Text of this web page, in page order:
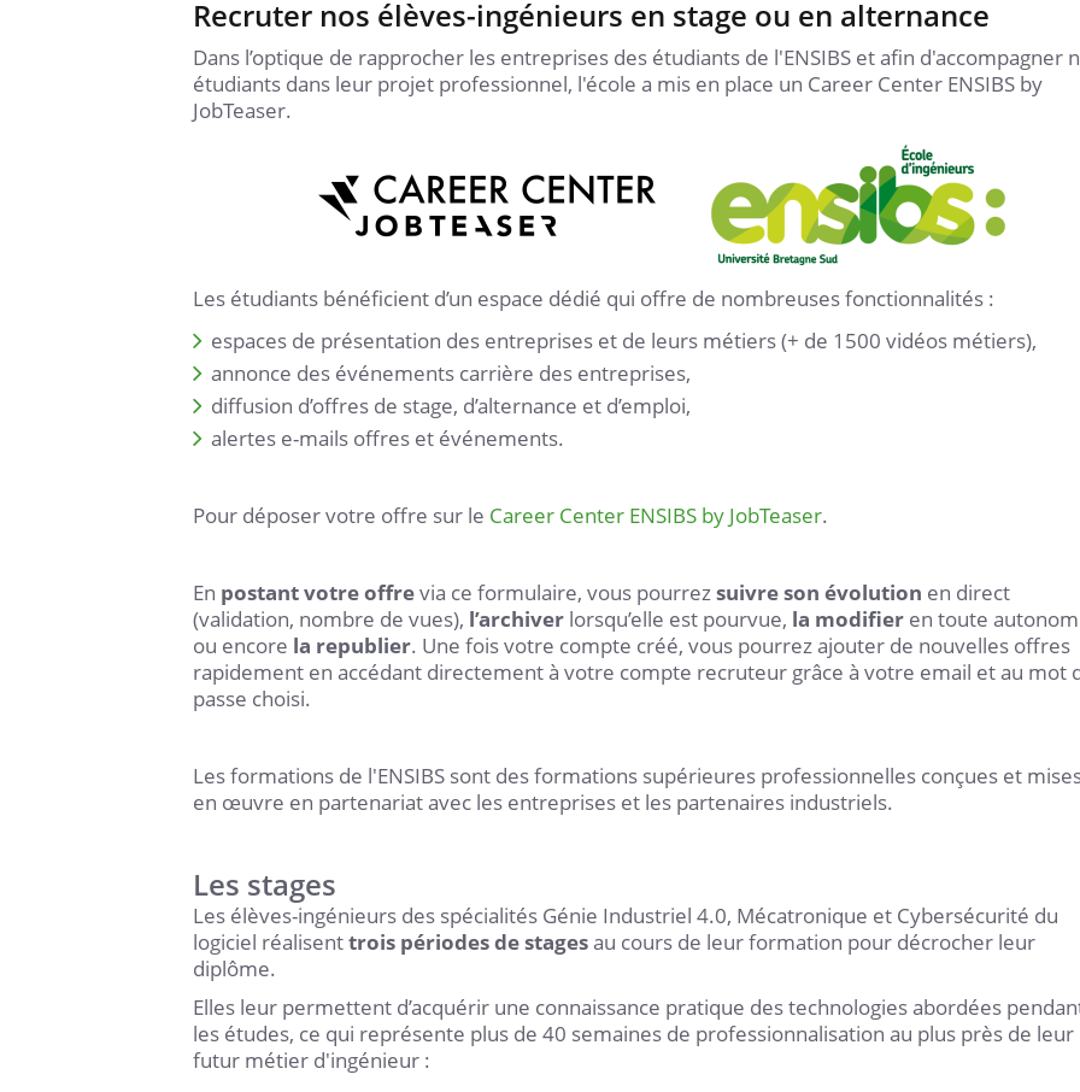
Recruter nos élèves-ingénieurs en stage ou en alternance
Dans l’optique de rapprocher les entreprises des étudiants de l'ENSIBS et afin d'accompagner
étudiants dans leur projet professionnel, l'école a mis en place un Career Center ENSIBS by
JobTeaser.
Les étudiants bénéficient d’un espace dédié qui offre de nombreuses fonctionnalités :
espaces de présentation des entreprises et de leurs métiers (+ de 1500 vidéos métiers),
annonce des événements carrière des entreprises,
diffusion d’offres de stage, d’alternance et d’emploi,
alertes e-mails offres et événements.
Pour déposer votre offre sur le Career Center ENSIBS by JobTeaser.
En postant votre offrevia ce formulaire, vous pourrezsuivre son évolution en direct
(validation, nombre de vues), l’archiver lorsqu’elle est pourvue, la modifier en toute
ou encore la republier. Une fois votre compte créé, vous pourrez ajouter de nouvelles offres
rapidement en accédant directement à votre compte recruteur grâce à votre email et au mot
passe choisi.
Les formations de l'ENSIBS sont des formations supérieures professionnelles conçues et
en œuvre en partenariat avec les entreprises et les partenaires industriels.
Les stages
Les élèves-ingénieurs des spécialités Génie Industriel 4.0, Mécatronique et Cybersécurité du
logiciel réalisenttrois périodes de stagesau cours de leur formation pour décrocher leur
diplôme.
Elles leur permettent d’acquérir une connaissance pratique des technologies abordées
les études, ce qui représente plus de 40 semaines de professionnalisation au plus près de leur
futur métier d'ingénieur :
13/10
Ma vie de